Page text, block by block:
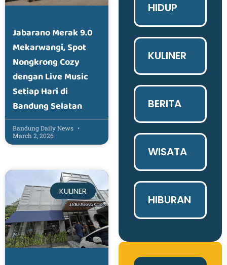
Jabarano Merak 9.0
Mekarwangi, Spot
Nongkrong Cozy
dengan Live Music
Setiap Hari di
Bandung Selatan
Bandung Daily News
March 2, 2026
KULINER
HIDUP
KULINER
BERITA
WISATA
HIBURAN